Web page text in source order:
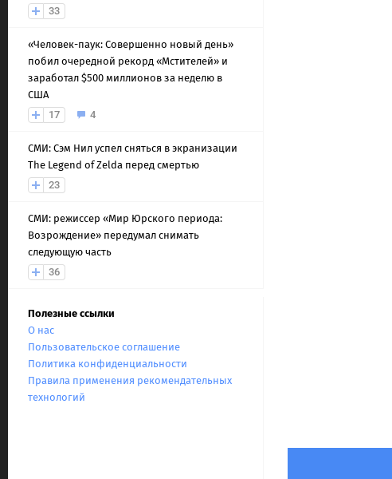
33
«Человек-паук: Совершенно новый день»
побил очередной рекорд «Мстителей» и
заработал $500 миллионов за неделю в
США
17
4
СМИ: Сэм Нил успел сняться в экранизации
The Legend of Zelda перед смертью
23
СМИ: режиссер «Мир Юрского периода:
Возрождение» передумал снимать
следующую часть
36
Полезные ссылки
О нас
Пользовательское соглашение
Политика конфиденциальности
Правила применения рекомендательных
технологий